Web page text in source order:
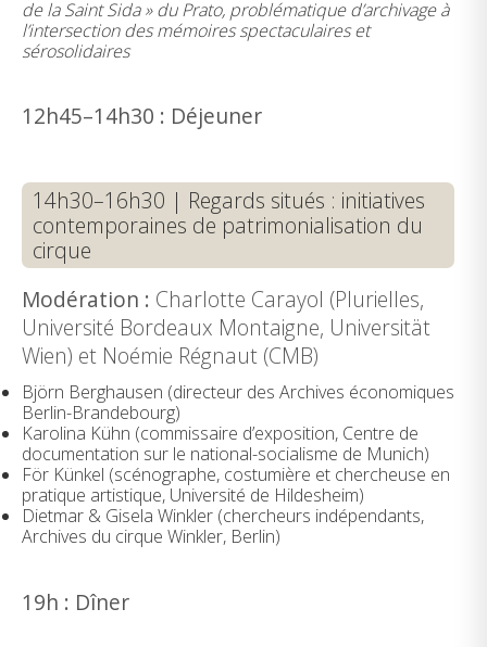
de la Saint Sida » du Prato, problématique d’archivage à
l’intersection des mémoires spectaculaires et
sérosolidaires
12h45–14h30 : Déjeuner
14h30–16h30 | Regards situés : initiatives
contemporaines de patrimonialisation du
cirque
Modération : Charlotte Carayol (Plurielles,
Université Bordeaux Montaigne, Universität
Wien) et Noémie Régnaut (CMB)
Björn Berghausen (directeur des Archives économiques
Berlin-Brandebourg)
Karolina Kühn (commissaire d’exposition, Centre de
documentation sur le national-socialisme de Munich)
För Künkel (scénographe, costumière et chercheuse en
pratique artistique, Université de Hildesheim)
Dietmar & Gisela Winkler (chercheurs indépendants,
Archives du cirque Winkler, Berlin)
19h : Dîner